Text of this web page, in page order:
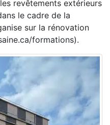
revêtements extérieurs
le cadre de la
sur la rénovation
formations).